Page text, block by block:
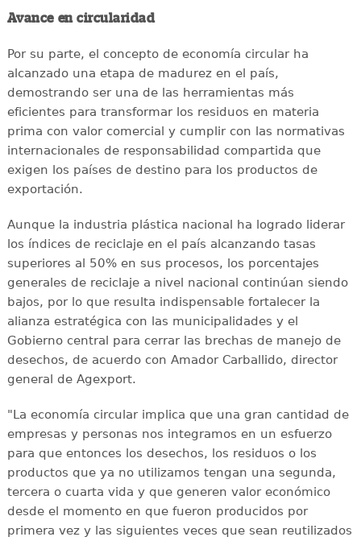
Avance en circularidad
Por su parte, el concepto de economía circular ha
alcanzado una etapa de madurez en el país,
demostrando ser una de las herramientas más
eficientes para transformar los residuos en materia
prima con valor comercial y cumplir con las normativas
internacionales de responsabilidad compartida que
exigen los países de destino para los productos de
exportación.
Aunque la industria plástica nacional ha logrado liderar
los índices de reciclaje en el país alcanzando tasas
superiores al 50% en sus procesos, los porcentajes
generales de reciclaje a nivel nacional continúan siendo
bajos, por lo que resulta indispensable fortalecer la
alianza estratégica con las municipalidades y el
Gobierno central para cerrar las brechas de manejo de
desechos, de acuerdo con Amador Carballido, director
general de Agexport.
"La economía circular implica que una gran cantidad de
empresas y personas nos integramos en un esfuerzo
para que entonces los desechos, los residuos o los
productos que ya no utilizamos tengan una segunda,
tercera o cuarta vida y que generen valor económico
desde el momento en que fueron producidos por
primera vez y las siguientes veces que sean reutilizados